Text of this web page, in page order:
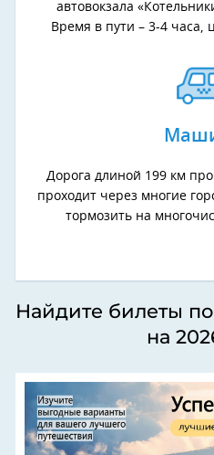
автовокзала
Время в пути – 3-4 часа,
Дорога длиной 199 км
проходит через многие
тормозить на
Найдите билеты
на